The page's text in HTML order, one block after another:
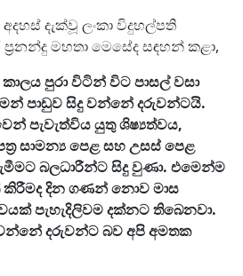
දැක්වූ ලංකා විදුහල්පති
මහතා මෙසේද සඳහන් කළා,
පුරා විටින් විට පාසල් වසා
පාඩුව සිදු වන්නේ දරුවන්ටයි.
පැවැත්විය යුතු ශිෂ්‍යත්වය,
සාමන්‍ය පෙළ සහ උසස් පෙළ
බලධාරීන්ට සිදු වුණා. එමෙන්ම
කිරීමද දින ගණන් නොව මාස
පැහැදිලිවම දක්නට තිබෙනවා.
දරුවන්ට බව අපි අමතක